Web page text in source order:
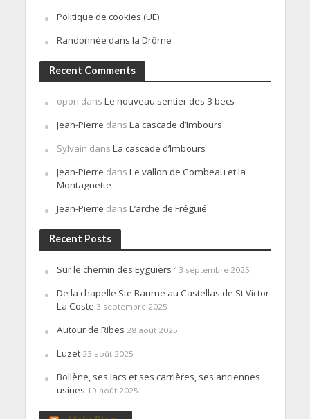
Politique de cookies (UE)
Randonnée dans la Drôme
Recent Comments
opon dans Le nouveau sentier des 3 becs
Jean-Pierre dans La cascade d’Imbours
Sylvain dans La cascade d’Imbours
Jean-Pierre dans Le vallon de Combeau et la
Montagnette
Jean-Pierre dans L’arche de Fréguié
Recent Posts
Sur le chemin des Eyguiers 13 septembre 2025
De la chapelle Ste Baume au Castellas de St Victor
La Coste 3 septembre 2025
Autour de Ribes 28 août 2025
Luzet 23 août 2025
Bollène, ses lacs et ses carrières, ses anciennes
usines 19 août 2025